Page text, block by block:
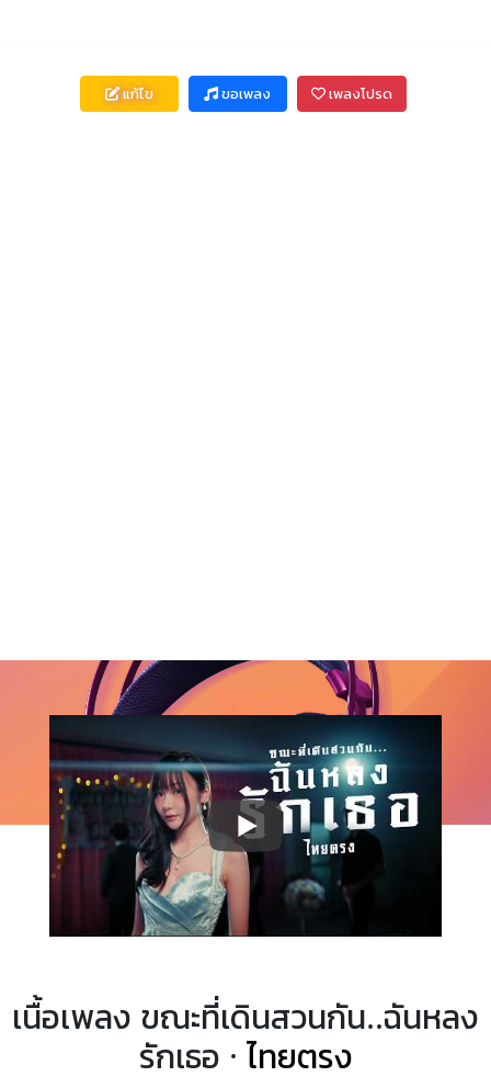
แก้ไข ขอเพลง เพลงโปรด
เนื้อเพลง ขณะที่เดินสวนกัน..ฉันหลง
รักเธอ · ไทยตรง